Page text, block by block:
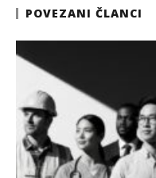
POVEZANI ČLANCI